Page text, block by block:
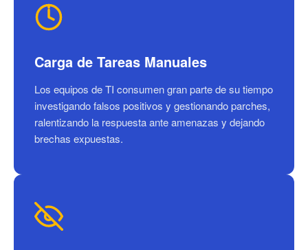
Carga de Tareas Manuales
Los equipos de TI consumen gran parte de su tiempo
investigando falsos positivos y gestionando parches,
ralentizando la respuesta ante amenazas y dejando
brechas expuestas.